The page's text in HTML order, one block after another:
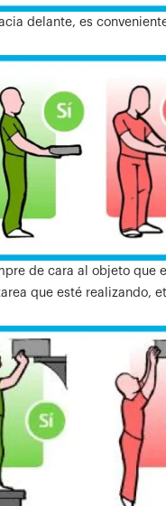
delante, es
de cara al objeto que
que esté realizando,